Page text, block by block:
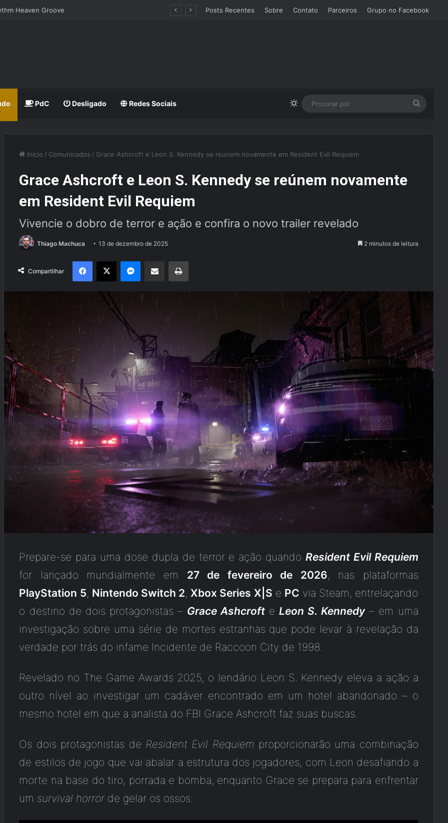
Heaven Groove Posts Recentes Sobre Contato Parceiros Grupo no Facebook
PdC Desligado Redes Sociais Switch skin
Início / Comunicados / Grace Ashcroft e Leon S. Kennedy se reúnem novamente em Resident Evil Requiem
Grace Ashcroft e Leon S. Kennedy se reúnem novamente
em Resident Evil Requiem
Vivencie o dobro de terror e ação e confira o novo trailer revelado
Thiago Machuca 13 de dezembro de 2025 2 minutos de leitura
Compartilhar
X
Prepare-se para uma dose dupla de terror e ação quando Resident Evil Requiem
for lançado mundialmente em 27 de fevereiro de 2026, nas plataformas
PlayStation 5, Nintendo Switch 2, Xbox Series X|S e PC via Steam, entrelaçando
o destino de dois protagonistas – Grace Ashcroft eLeon S. Kennedy– em uma
investigação sobre uma série de mortes estranhas que pode levar à revelação da
verdade por trás do infame Incidente de Raccoon City de 1998.
Revelado no The Game Awards 2025, o lendário Leon S. Kennedy eleva a ação a
outro nível ao investigar um cadáver encontrado em um hotel abandonado – o
mesmo hotel em que a analista do FBI Grace Ashcroft faz suas buscas.
Os dois protagonistas de Resident Evil Requiem proporcionarão uma combinação
de estilos de jogo que vai abalar a estrutura dos jogadores, com Leon desafiando a
morte na base do tiro, porrada e bomba, enquanto Grace se prepara para enfrentar
um survival horror de gelar os ossos.